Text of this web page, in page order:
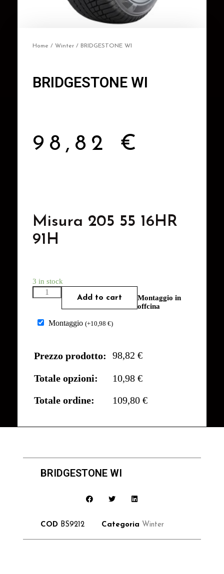
Home / Winter / BRIDGESTONE WI
BRIDGESTONE WI
98,82 €
Misura 205 55 16HR
91H
3 in stock
Add to cart
Montaggio in
offcina
Montaggio (+10,98 €)
Prezzo prodotto: 98,82 €
Totale opzioni:
10,98 €
Totale ordine:
109,80 €
BRIDGESTONE WI
COD BS9212 Categoria Winter